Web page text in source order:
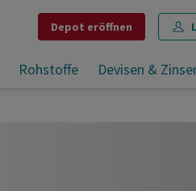
Depot eröffnen
Rohstoffe Devisen &
Drucken Kommentare